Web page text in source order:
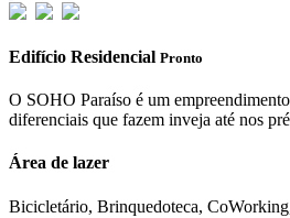
Edifício Residencial Pronto
O SOHO Paraíso é um
diferenciais que fazem inveja até nos
Área de lazer
Bicicletário, Brinquedoteca,